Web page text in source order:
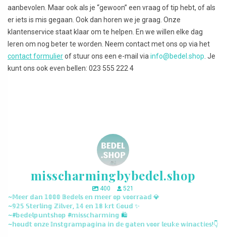
aanbevolen. Maar ook als je “gewoon” een vraag of tip hebt, of als
er iets is mis gegaan. Ook dan horen we je graag. Onze
klantenservice staat klaar om te helpen. En we willen elke dag
leren om nog beter te worden. Neem contact met ons op via het
contact formulierof stuur ons een e-mail via info@bedel.shop . Je
kunt ons ook even bellen: 023 555 222 4
misscharmingbybedel.shop
400
521
~𝕄𝕖𝕖𝕣 𝕕𝕒𝕟 𝟙𝟘𝟘𝟘 𝔹𝕖𝕕𝕖𝕝𝕤 𝕖𝕟 𝕞𝕖𝕖𝕣 𝕠𝕡 𝕧𝕠𝕠𝕣𝕣𝕒𝕒𝕕 💎
~𝟡𝟚𝟝 𝕊𝕥𝕖𝕣𝕝𝕚𝕟𝕘 ℤ𝕚𝕝𝕧𝕖𝕣, 𝟙𝟜 𝕖𝕟 𝟙𝟠 𝕜𝕣𝕥 𝔾𝕠𝕦𝕕 ✨
~#𝕓𝕖𝕕𝕖𝕝𝕡𝕦𝕟𝕥𝕤𝕙𝕠𝕡 #𝕞𝕚𝕤𝕤𝕔𝕙𝕒𝕣𝕞𝕚𝕟𝕘 🛍️
~𝕙𝕠𝕦𝕕𝕥 𝕠𝕟𝕫𝕖 𝕀𝕟𝕤𝕥𝕘𝕣𝕒𝕞𝕡𝕒𝕘𝕚𝕟𝕒 𝕚𝕟 𝕕𝕖 𝕘𝕒𝕥𝕖𝕟 𝕧𝕠𝕠𝕣 𝕝𝕖𝕦𝕜𝕖 𝕨𝕚𝕟𝕒𝕔𝕥𝕚𝕖𝕤!👇